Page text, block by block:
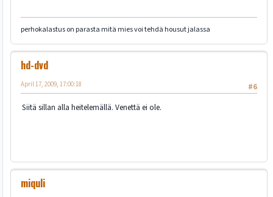
perhokalastus on parasta mitä mies voi tehdä housut jalassa
hd-dvd
#6
April 17, 2009, 17:00:18
Siitä sillan alla heitelemällä. Venettä ei ole.
miquli